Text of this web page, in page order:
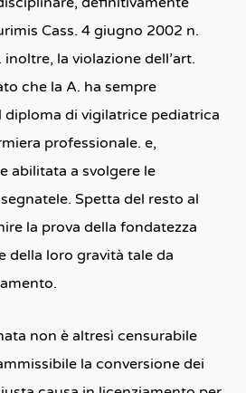
Cass. 4 giugno 2002 n.
la violazione dell’art.
che la A. ha sempre
diploma di vigilatrice pediatrica
professionale. e,
abilitata a svolgere le
Spetta del resto al
la prova della fondatezza
della loro gravità tale da
non è altresì censurabile
la conversione dei